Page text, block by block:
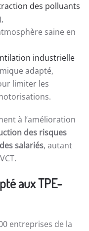
des polluants
saine en
industrielle
adapté,
limiter les
à l’amélioration
des risques
salariés, autant
aux TPE-
entreprises de la